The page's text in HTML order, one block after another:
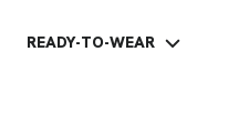
READY-TO-WEAR